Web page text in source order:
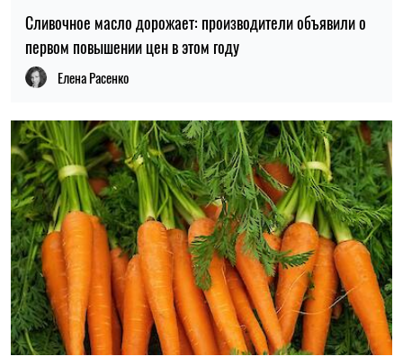
20:30, 03.08.2026
заметно снизились в цене
Елена Расенко